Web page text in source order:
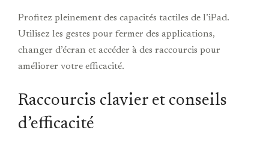
Profitez pleinement des capacités tactiles de l’iPad.
Utilisez les gestes pour fermer des applications,
changer d’écran et accéder à des raccourcis pour
améliorer votre efficacité.
Raccourcis clavier et conseils
d’efficacité